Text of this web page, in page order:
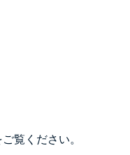
覧ください。